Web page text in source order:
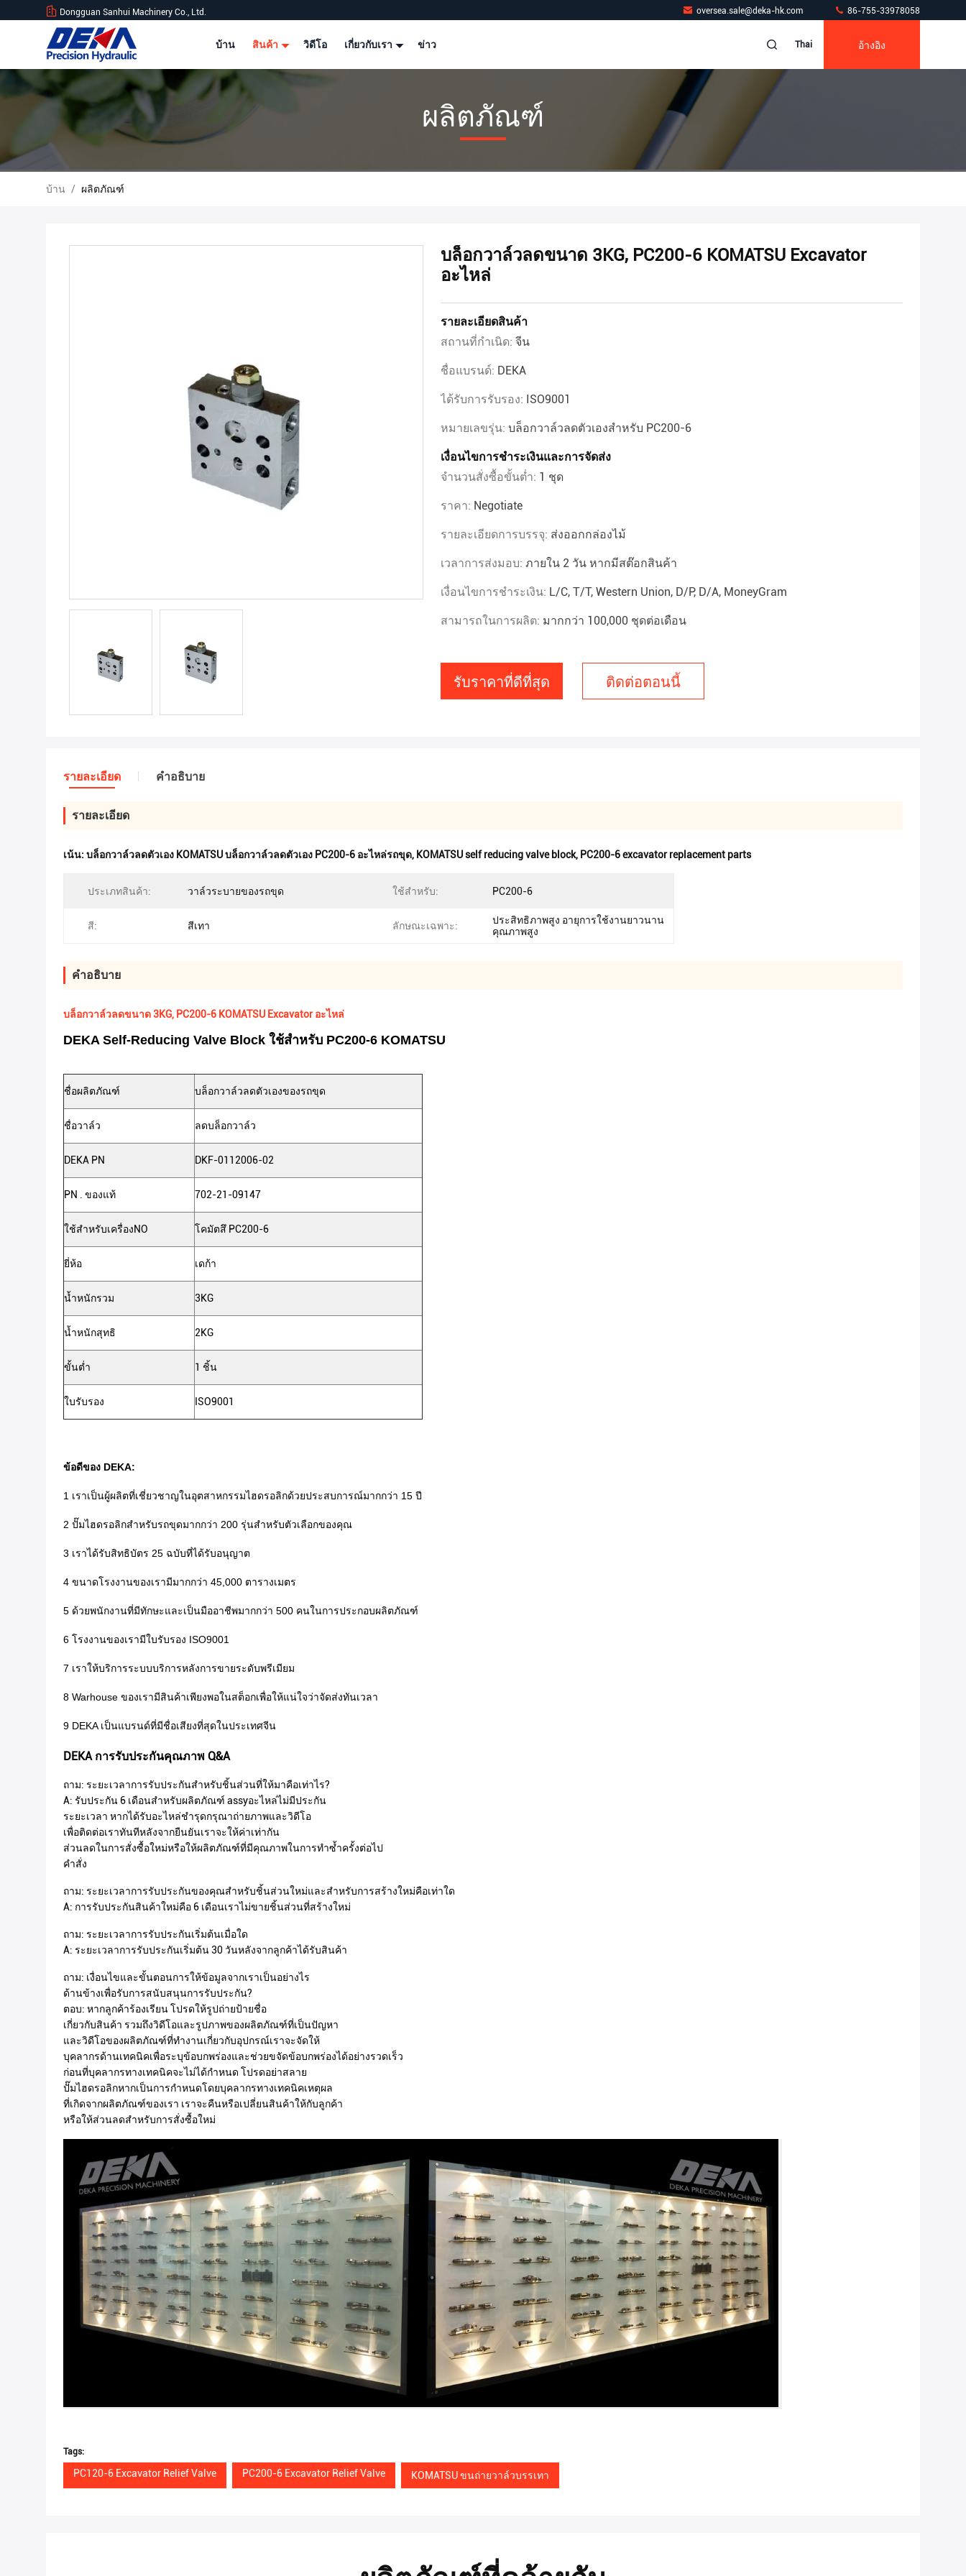
Dongguan Sanhui Machinery Co., Ltd. oversea.sale@deka-hk.com 86-755-33978058
บ้าน สินค้า วิดีโอ เกี่ยวกับเรา ข่าว Thai อ้างอิง
ผลิตภัณฑ์
บ้าน / ผลิตภัณฑ์
บล็อกวาล์วลดขนาด 3KG, PC200-6 KOMATSU Excavator
อะไหล่
รายละเอียดสินค้า
สถานที่กำเนิด: จีน
ชื่อแบรนด์: DEKA
ได้รับการรับรอง: ISO9001
หมายเลขรุ่น: บล็อกวาล์วลดตัวเองสำหรับ PC200-6
เงื่อนไขการชำระเงินและการจัดส่ง
จำนวนสั่งซื้อขั้นต่ำ: 1 ชุด
ราคา: Negotiate
รายละเอียดการบรรจุ: ส่งออกกล่องไม้
เวลาการส่งมอบ: ภายใน 2 วัน หากมีสต๊อกสินค้า
เงื่อนไขการชำระเงิน: L/C, T/T, Western Union, D/P, D/A, MoneyGram
สามารถในการผลิต: มากกว่า 100,000 ชุดต่อเดือน
รับราคาที่ดีที่สุด ติดต่อตอนนี้
รายละเอียด คําอธิบาย
รายละเอียด
เน้น: บล็อกวาล์วลดตัวเอง KOMATSU บล็อกวาล์วลดตัวเอง PC200-6 อะไหล่รถขุด, KOMATSU self reducing valve block, PC200-6 excavator replacement parts
ประเภทสินค้า: วาล์วระบายของรถขุด ใช้สำหรับ: PC200-6
สี: สีเทา ลักษณะเฉพาะ:
ประสิทธิภาพสูง อายุการใช้งานยาวนาน
คุณภาพสูง
คําอธิบาย
บล็อกวาล์วลดขนาด 3KG, PC200-6 KOMATSU Excavator อะไหล่
DEKA Self-Reducing Valve Block ใช้สำหรับ PC200-6 KOMATSU
ชื่อผลิตภัณฑ์ บล็อกวาล์วลดตัวเองของรถขุด
ชื่อวาล์ว ลดบล็อกวาล์ว
DEKA PN DKF-0112006-02
PN . ของแท้ 702-21-09147
ใช้สำหรับเครื่องNO โคมัตสึ PC200-6
ยี่ห้อ เดก้า
น้ำหนักรวม 3KG
น้ำหนักสุทธิ 2KG
ขั้นต่ำ 1 ชิ้น
ใบรับรอง ISO9001
ข้อดีของ DEKA:
1 เราเป็นผู้ผลิตที่เชี่ยวชาญในอุตสาหกรรมไฮดรอลิกด้วยประสบการณ์มากกว่า 15 ปี
2 ปั๊มไฮดรอลิกสำหรับรถขุดมากกว่า 200 รุ่นสำหรับตัวเลือกของคุณ
3 เราได้รับสิทธิบัตร 25 ฉบับที่ได้รับอนุญาต
4 ขนาดโรงงานของเรามีมากกว่า 45,000 ตารางเมตร
5 ด้วยพนักงานที่มีทักษะและเป็นมืออาชีพมากกว่า 500 คนในการประกอบผลิตภัณฑ์
6 โรงงานของเรามีใบรับรอง ISO9001
7 เราให้บริการระบบบริการหลังการขายระดับพรีเมียม
8 Warhouse ของเรามีสินค้าเพียงพอในสต็อกเพื่อให้แน่ใจว่าจัดส่งทันเวลา
9 DEKA เป็นแบรนด์ที่มีชื่อเสียงที่สุดในประเทศจีน
DEKA การรับประกันคุณภาพ Q&A
ถาม: ระยะเวลาการรับประกันสำหรับชิ้นส่วนที่ให้มาคือเท่าไร?
A: รับประกัน 6 เดือนสำหรับผลิตภัณฑ์ assyอะไหล่ไม่มีประกัน
ระยะเวลา หากได้รับอะไหล่ชำรุดกรุณาถ่ายภาพและวิดีโอ
เพื่อติดต่อเราทันทีหลังจากยืนยันเราจะให้ค่าเท่ากัน
ส่วนลดในการสั่งซื้อใหม่หรือให้ผลิตภัณฑ์ที่มีคุณภาพในการทำซ้ำครั้งต่อไป
คำสั่ง
ถาม: ระยะเวลาการรับประกันของคุณสำหรับชิ้นส่วนใหม่และสำหรับการสร้างใหม่คือเท่าใด
A: การรับประกันสินค้าใหม่คือ 6 เดือนเราไม่ขายชิ้นส่วนที่สร้างใหม่
ถาม: ระยะเวลาการรับประกันเริ่มต้นเมื่อใด
A: ระยะเวลาการรับประกันเริ่มต้น 30 วันหลังจากลูกค้าได้รับสินค้า
ถาม: เงื่อนไขและขั้นตอนการให้ข้อมูลจากเราเป็นอย่างไร
ด้านข้างเพื่อรับการสนับสนุนการรับประกัน?
ตอบ: หากลูกค้าร้องเรียน โปรดให้รูปถ่ายป้ายชื่อ
เกี่ยวกับสินค้า รวมถึงวิดีโอและรูปภาพของผลิตภัณฑ์ที่เป็นปัญหา
และวิดีโอของผลิตภัณฑ์ที่ทำงานเกี่ยวกับอุปกรณ์เราจะจัดให้
บุคลากรด้านเทคนิคเพื่อระบุข้อบกพร่องและช่วยขจัดข้อบกพร่องได้อย่างรวดเร็ว
ก่อนที่บุคลากรทางเทคนิคจะไม่ได้กำหนด โปรดอย่าสลาย
ปั๊มไฮดรอลิกหากเป็นการกำหนดโดยบุคลากรทางเทคนิคเหตุผล
ที่เกิดจากผลิตภัณฑ์ของเรา เราจะคืนหรือเปลี่ยนสินค้าให้กับลูกค้า
หรือให้ส่วนลดสำหรับการสั่งซื้อใหม่
Tags:
PC120-6 Excavator Relief Valve PC200-6 Excavator Relief Valve KOMATSU ขนถ่ายวาล์วบรรเทา